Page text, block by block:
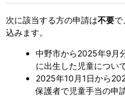
次に該当する方の申請は不要で
込みます。
中野市から2025年9月
に出生した児童につい
2025年10月1日から
保護者で児童手当の申